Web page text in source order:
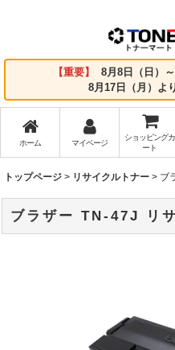
【重要】
8月8日（日）
8月17日（月）よ
ホーム マイページ
ショッピングカ
ート
トップページ > リサイクルトナー > ブ
ブラザー TN-47J リ